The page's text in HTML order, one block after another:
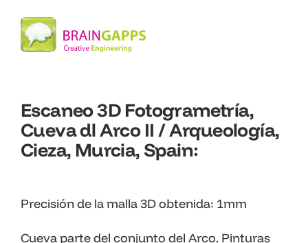
Escaneo 3D Fotogrametría,
Cueva dl Arco II / Arqueología,
Cieza, Murcia, Spain:
Precisión de la malla 3D obtenida: 1mm
Cueva parte del conjunto del Arco. Pinturas